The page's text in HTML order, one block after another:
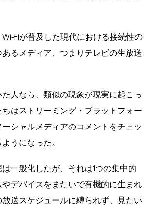
Fiが普及した現代における接続性の
るメディア、つまりテレビの生放送
人なら、類似の現象が現実に起こっ
はストリーミング・プラットフォー
シャルメディアのコメントをチェッ
うになった。
一般化したが、それは1つの集中的
デバイスをまたいで有機的に生まれ
送スケジュールに縛られず、見たい